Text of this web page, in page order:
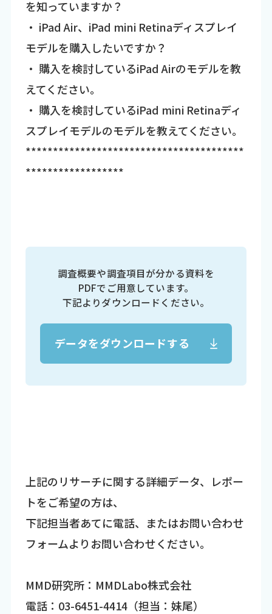
を知っていますか？
・ iPad Air、iPad mini Retinaディスプレイ
モデルを購入したいですか？
・ 購入を検討しているiPad Airのモデルを教
えてください。
・ 購入を検討しているiPad mini Retinaディ
スプレイモデルのモデルを教えてください。
****************************************
******************
調査概要や調査項目が分かる資料を
PDFでご用意しています。
下記よりダウンロードください。
データをダウンロードする
上記のリサーチに関する詳細データ、レポー
トをご希望の方は、
下記担当者あてに電話、またはお問い合わせ
フォームよりお問い合わせください。
MMD研究所：MMDLabo株式会社
電話：03-6451-4414（担当：妹尾）